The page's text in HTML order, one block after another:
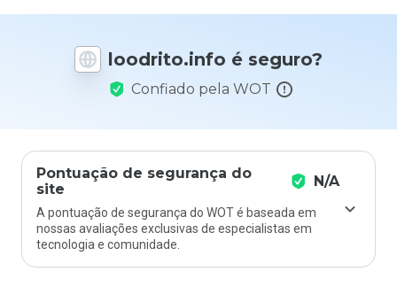
loodrito.info é seguro?
Confiado pela WOT
Pontuação de segurança do
site
N/A
A pontuação de segurança do WOT é baseada em
nossas avaliações exclusivas de especialistas em
tecnologia e comunidade.
que